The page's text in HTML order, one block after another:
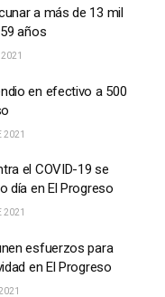
a más de 13 mil
años
en efectivo a 500
2021
el COVID-19 se
día en El Progreso
2021
esfuerzos para
en El Progreso